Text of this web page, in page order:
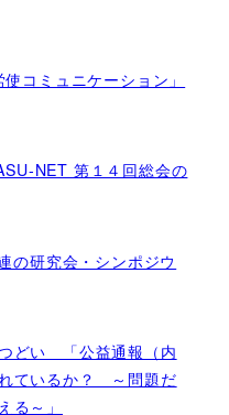
コミュニケーション」
NET 第１４回総会の
の研究会・シンポジウ
どい 「公益通報（内
ているか？ ～問題だ
る～」